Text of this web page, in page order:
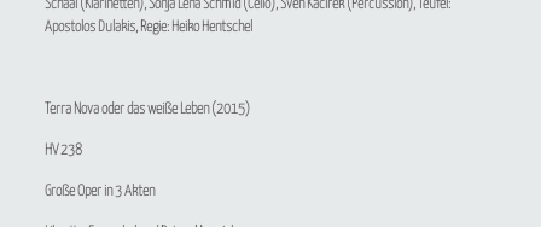
Schaal (Klarinetten), Sonja Lena Schmid (Cello), Sven Kacirek (Percussion), Teufel:
Apostolos Dulakis, Regie: Heiko Hentschel
Terra Novaoder das weiße Leben (2015)
HV 238
Große Oper in 3 Akten